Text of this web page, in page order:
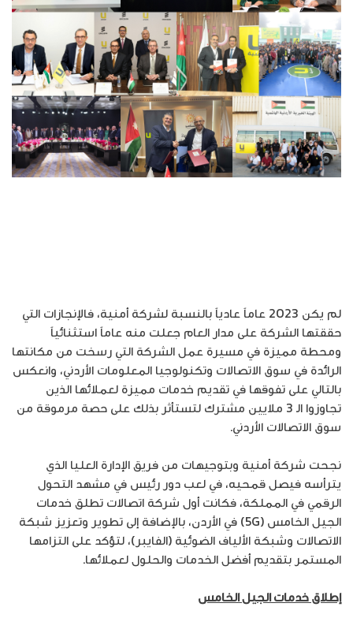
لم يكن 2023 عاماً عادياً بالنسبة لشركة أمنية، فالإنجازات التي
حققتها الشركة على مدار العام جعلت منه عاماً استثنائياً
ومحطة مميزة في مسيرة عمل الشركة التي رسخت من مكانتها
الرائدة في سوق الاتصالات وتكنولوجيا المعلومات الأردني، وانعكس
بالتالي على تفوقها في تقديم خدمات مميزة لعملائها الذين
تجاوزوا الـ 3 ملايين مشترك لتستأثر بذلك على حصة مرموقة من
سوق الاتصالات الأردني.
نجحت شركة أمنية وبتوجيهات من فريق الإدارة العليا الذي
يترأسه فيصل قمحيه، في لعب دور رئيس في مشهد التحول
الرقمي في المملكة، فكانت أول شركة اتصالات تطلق خدمات
الجيل الخامس (5G) في الأردن، بالإضافة إلى تطوير وتعزيز شبكة
الاتصالات وشبكة الألياف الضوئية (الفايبر)، لتؤكد على التزامها
المستمر بتقديم أفضل الخدمات والحلول لعملائها.
إطلاق خدمات الجيل الخامس